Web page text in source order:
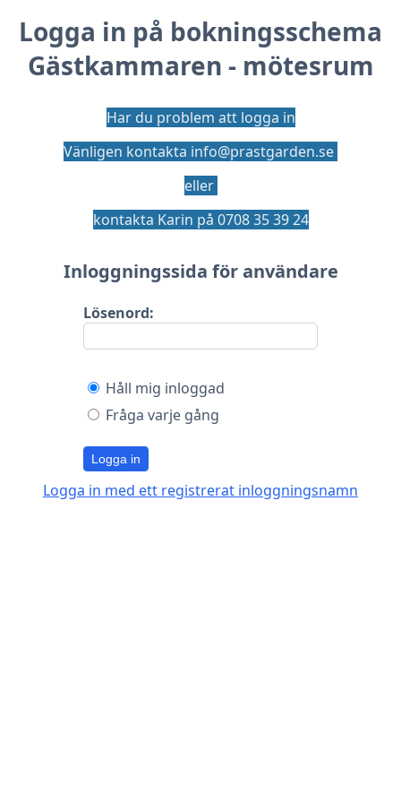
Logga in på bokningsschema
Gästkammaren - mötesrum
Har du problem att logga in
Vänligen kontakta info@prastgarden.se
eller
kontakta Karin på 0708 35 39 24
Inloggningssida för användare
Lösenord:
Håll mig inloggad
Fråga varje gång
Logga in
Logga in med ett registrerat inloggningsnamn